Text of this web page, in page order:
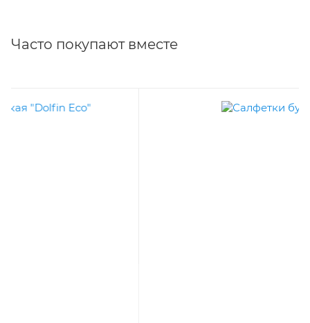
Часто покупают вместе